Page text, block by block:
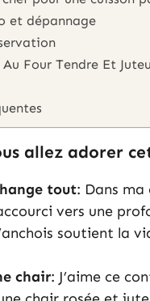
et dépannage
Au Four Tendre Et
allez adorer
tout: Dans ma
vers une
soutient la
chair: J’aime ce